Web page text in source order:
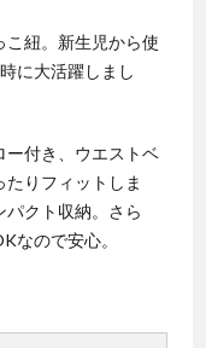
紐。新生児から使
に大活躍しまし
ー付き、ウエストベ
りフィットしま
クト収納。さら
なので安心。